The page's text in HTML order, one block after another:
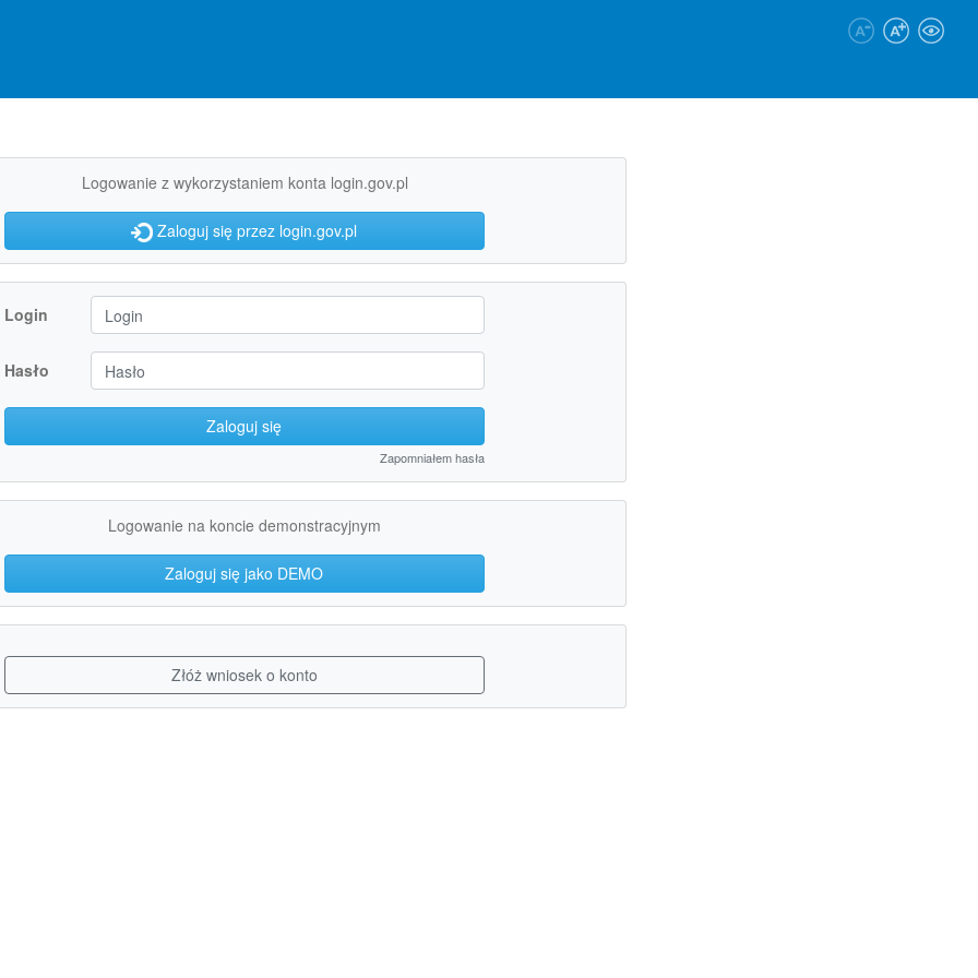
Logowanie z wykorzystaniem konta login.gov.pl
Zaloguj się przez login.gov.pl
Login
Hasło
Zaloguj się
Zapomniałem hasła
Logowanie na koncie demonstracyjnym
Zaloguj się jako DEMO
Złóż wniosek o konto